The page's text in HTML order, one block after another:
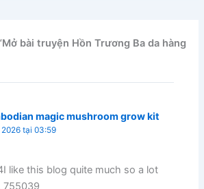
bài truyện Hồn Trương Ba da hàng
magic mushroom grow kit
2026 tại 03:59
like this blog quite much so a lot
755039